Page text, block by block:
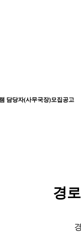
담당자(사무국장)모집공고
경